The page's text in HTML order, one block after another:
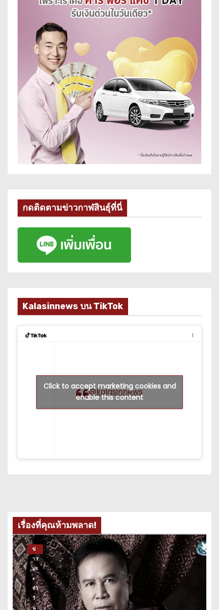
กดติดตามข่าวกาฬสินธุ์ที่นี่
Kalasinnews บน TikTok
@kalasinnews
Click to accept marketing cookies and
enable this content
เรื่องที่คุณห้ามพลาด!
ข่
าว
ปร
ะ
จำ
วั
น